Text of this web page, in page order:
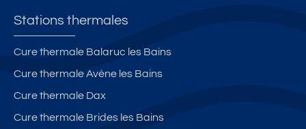
Stations thermales
Cure thermale Balaruc les Bains
Cure thermale Avène les Bains
Cure thermale Dax
Cure thermale Brides les Bains